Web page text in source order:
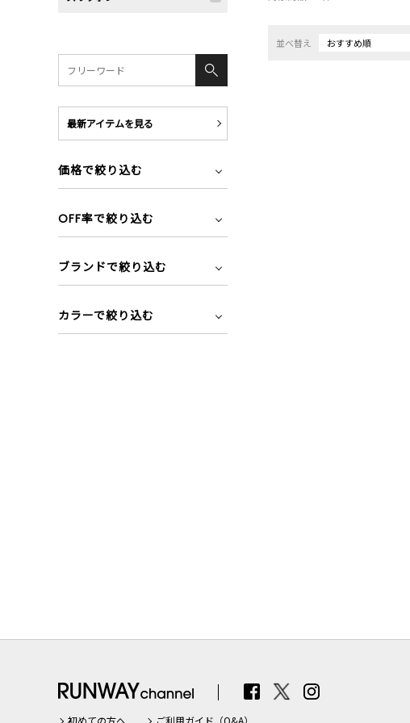
並べ替え おすすめ順
最新アイテムを見る
価格で絞り込む
OFF率で絞り込む
ブランドで絞り込む
カラーで絞り込む
初めての方へ ご利用ガイド（Q&A）